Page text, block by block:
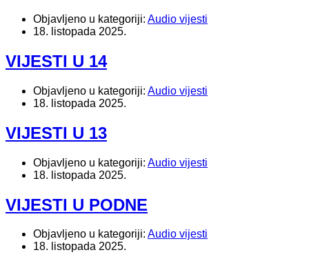
Objavljeno u kategoriji: Audio vijesti
18. listopada 2025.
VIJESTI U 14
Objavljeno u kategoriji: Audio vijesti
18. listopada 2025.
VIJESTI U 13
Objavljeno u kategoriji: Audio vijesti
18. listopada 2025.
VIJESTI U PODNE
Objavljeno u kategoriji: Audio vijesti
18. listopada 2025.